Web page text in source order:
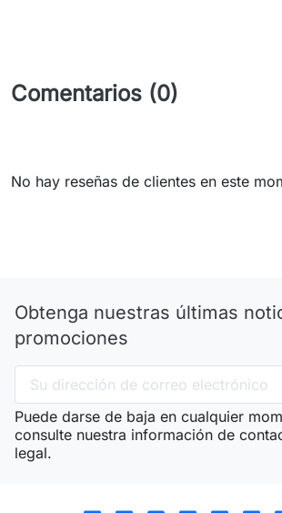
Comentarios (0)
No hay reseñas de clientes en este
Obtenga nuestras últimas
promociones
Puede darse de baja en cualquier
consulte nuestra información de
legal.